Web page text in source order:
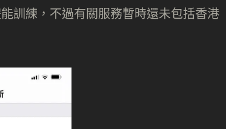
訓練，不過有關服務暫時還未包括香港